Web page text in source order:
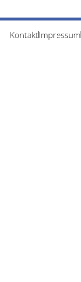
KontaktImpressum